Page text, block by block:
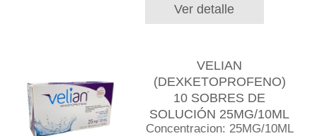
Ver detalle
VELIAN
(DEXKETOPROFENO)
10 SOBRES DE
SOLUCIÓN 25MG/10ML
Concentracion: 25MG/10ML